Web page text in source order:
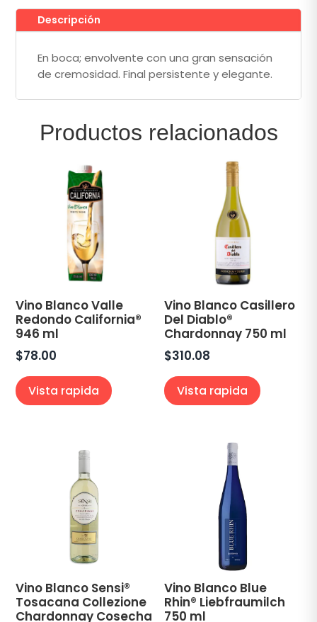
Descripción
En boca; envolvente con una gran sensación
de cremosidad. Final persistente y elegante.
Productos relacionados
Vino Blanco Valle
Redondo California®
946 ml
$78.00
Vista rapida
Vino Blanco Casillero
Del Diablo®
Chardonnay 750 ml
$310.08
Vista rapida
Vino Blanco Sensi®
Tosacana Collezione
Chardonnay Cosecha
Vino Blanco Blue
Rhin® Liebfraumilch
750 ml